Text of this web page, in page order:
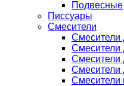
Подвесные
Писсуары
Смесители
Смесители
Смесители
Смесители
Смесители
Смесители